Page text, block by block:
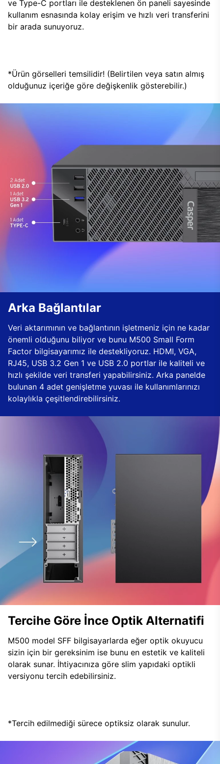
ve Type-C portları ile desteklenen ön paneli sayesinde
kullanım esnasında kolay erişim ve hızlı veri transferini
bir arada sunuyoruz.
*Ürün görselleri temsilidir! (Belirtilen veya satın almış
olduğunuz içeriğe göre değişkenlik gösterebilir.)
Arka Bağlantılar
Veri aktarımının ve bağlantının işletmeniz için ne kadar
önemli olduğunu biliyor ve bunu M500 Small Form
Factor bilgisayarımız ile destekliyoruz. HDMI, VGA,
RJ45, USB 3.2 Gen 1 ve USB 2.0 portlar ile kaliteli ve
hızlı şekilde veri transferi yapabilirsiniz. Arka panelde
bulunan 4 adet genişletme yuvası ile kullanımlarınızı
kolaylıkla çeşitlendirebilirsiniz.
Tercihe Göre İnce Optik Alternatifi
M500 model SFF bilgisayarlarda eğer optik okuyucu
sizin için bir gereksinim ise bunu en estetik ve kaliteli
olarak sunar. İhtiyacınıza göre slim yapıdaki optikli
versiyonu tercih edebilirsiniz.
*Tercih edilmediği sürece optiksiz olarak sunulur.